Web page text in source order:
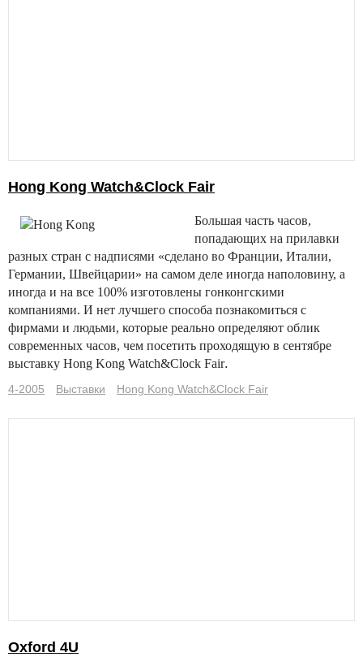
Hong Kong Watch&Clock Fair
Большая часть часов,
попадающих на прилавки
разных стран с надписями «сделано во Франции, Италии,
Германии, Швейцарии» на самом деле иногда наполовину, а
иногда и на все 100% изготовлены гонконгскими
компаниями. И нет лучшего способа познакомиться с
фирмами и людьми, которые реально определяют облик
современных часов, чем посетить проходящую в сентябре
выставку Hong Kong Watch&Clock Fair.
4-2005 Выставки Hong Kong Watch&Clock Fair
Oxford 4U